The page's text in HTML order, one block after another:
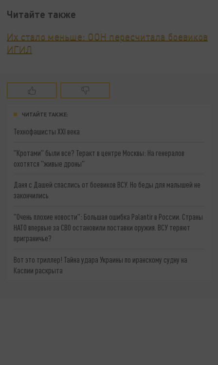
Читайте также
Их стало меньше: ООН пересчитала боевиков
ИГИЛ
ЧИТАЙТЕ ТАКЖЕ:
Технофашисты XXI века
"Кротами" были все? Теракт в центре Москвы: На генералов
охотятся "живые дроны"
Даня с Дашей спаслись от боевиков ВСУ. Но беды для малышей не
закончились
"Очень плохие новости": Большая ошибка Palantir в России. Страны
НАТО впервые за СВО остановили поставки оружия. ВСУ теряют
приграничье?
Вот это триллер! Тайна удара Украины по иранскому судну на
Каспии раскрыта